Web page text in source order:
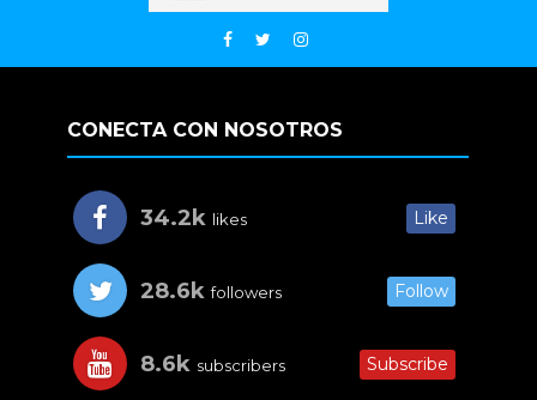
CONECTA CON NOSOTROS
34.2k likes Like
28.6k followers Follow
8.6k subscribers Subscribe